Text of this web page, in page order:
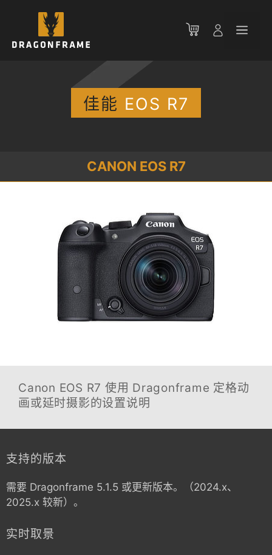
菜
佳能 EOS R7
CANON EOS R7
Canon EOS R7 使用 Dragonframe 定格动
画或延时摄影的设置说明
支持的版本
需要 Dragonframe 5.1.5 或更新版本。（2024.x、
2025.x 较新）。
实时取景